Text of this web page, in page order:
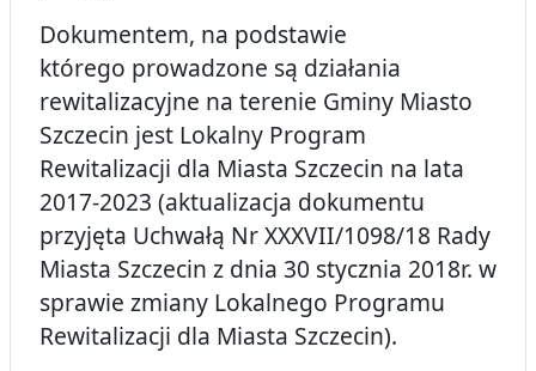
Dokumentem, na podstawie
którego prowadzone są działania
rewitalizacyjne na terenie Gminy Miasto
Szczecin jest Lokalny Program
Rewitalizacji dla Miasta Szczecin na lata
2017-2023 (aktualizacja dokumentu
przyjęta Uchwałą Nr XXXVII/1098/18 Rady
Miasta Szczecin z dnia 30 stycznia 2018r. w
sprawie zmiany Lokalnego Programu
Rewitalizacji dla Miasta Szczecin).